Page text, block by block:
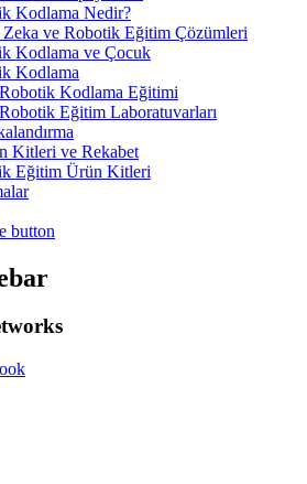
Kodlama Nedir?
Zeka ve Robotik Eğitim Çözümleri
Kodlama ve Çocuk
Kodlama
Kodlama Eğitimi
Eğitim Laboratuvarları
Kitleri ve Rekabet
Eğitim Ürün Kitleri
button